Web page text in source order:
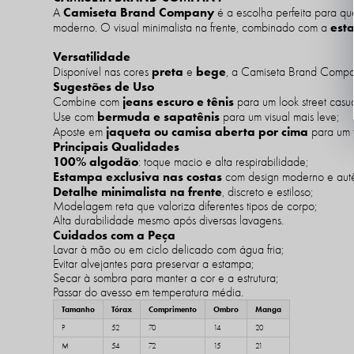
ACamiseta Brand Company é a escolha perfeita para
moderno. O visual minimalista na frente, combinado com a
Versatilidade
Disponível nas cores preta e bege, a Camiseta Brand
Sugestões de Uso
Combine com jeans escuro e tênis para um look street
Use com bermuda e sapatênis para um visual mais leve;
Aposte em jaqueta ou camisa aberta por cima para um
Principais Qualidades
100% algodão: toque macio e alta respirabilidade;
Estampa exclusiva nas costas com design moderno e
Detalhe minimalista na frente, discreto e estiloso;
Modelagem reta que valoriza diferentes tipos de corpo;
Alta durabilidade mesmo após diversas lavagens.
Cuidados com a Peça
Lavar à mão ou em ciclo delicado com água fria;
Evitar alvejantes para preservar a estampa;
Secar à sombra para manter a cor e a estrutura;
Passar do avesso em temperatura média.
Tamanho Tórax Comprimento Ombro Manga
P 52 70 14
20
M
54 72 15
21